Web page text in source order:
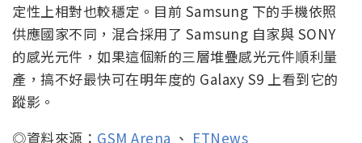
定性上相對也較穩定。目前 Samsung 下的手機依照
供應國家不同，混合採用了 Samsung 自家與 SONY
的感光元件，如果這個新的三層堆疊感光元件順利量
產，搞不好最快可在明年度的 Galaxy S9 上看到它的
蹤影。
◎資料來源： GSM Arena 、 ETNews